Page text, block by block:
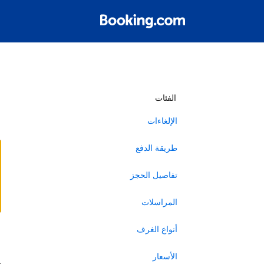
الفئات
الإلغاءات
طريقة الدفع
تفاصيل الحجز
المراسلات
أنواع الغرف
الأسعار